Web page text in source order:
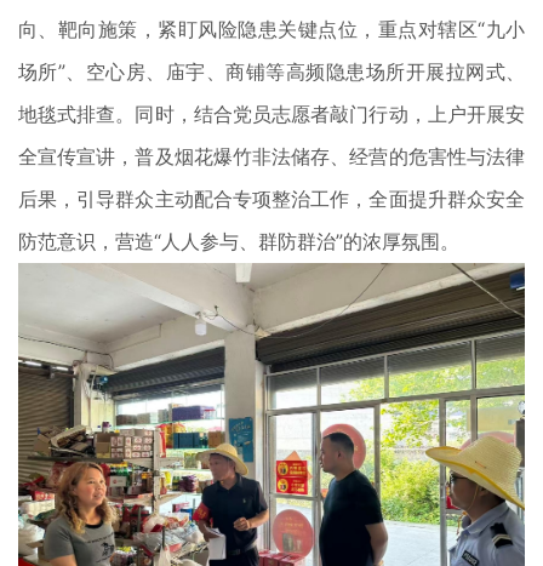
向、靶向施策，紧盯风险隐患关键点位，重点对辖区“九小
场所”、空心房、庙宇、商铺等高频隐患场所开展拉网式、
地毯式排查。同时，结合党员志愿者敲门行动，上户开展安
全宣传宣讲，普及烟花爆竹非法储存、经营的危害性与法律
后果，引导群众主动配合专项整治工作，全面提升群众安全
防范意识，营造“人人参与、群防群治”的浓厚氛围。